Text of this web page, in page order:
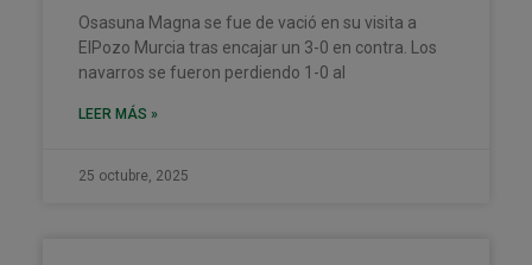
Osasuna Magna se fue de vació en su visita a
ElPozo Murcia tras encajar un 3-0 en contra. Los
navarros se fueron perdiendo 1-0 al
LEER MÁS »
25 octubre, 2025